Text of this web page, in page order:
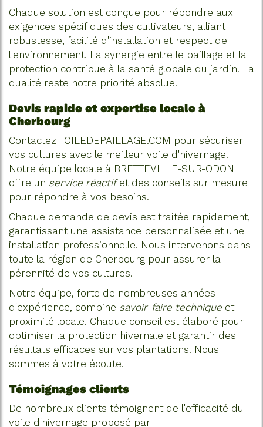
Chaque solution est conçue pour répondre aux
exigences spécifiques des cultivateurs, alliant
robustesse, facilité d'installation et respect de
l'environnement. La synergie entre le paillage et la
protection contribue à la santé globale du jardin. La
qualité reste notre priorité absolue.
Devis rapide et expertise locale à
Cherbourg
Contactez TOILEDEPAILLAGE.COM pour sécuriser
vos cultures avec le meilleur voile d'hivernage.
Notre équipe locale à BRETTEVILLE-SUR-ODON
offre un service réactifet des conseils sur mesure
pour répondre à vos besoins.
Chaque demande de devis est traitée rapidement,
garantissant une assistance personnalisée et une
installation professionnelle. Nous intervenons dans
toute la région de Cherbourg pour assurer la
pérennité de vos cultures.
Notre équipe, forte de nombreuses années
d'expérience, combine savoir-faire technique et
proximité locale. Chaque conseil est élaboré pour
optimiser la protection hivernale et garantir des
résultats efficaces sur vos plantations. Nous
sommes à votre écoute.
Témoignages clients
De nombreux clients témoignent de l'efficacité du
voile d'hivernage proposé par